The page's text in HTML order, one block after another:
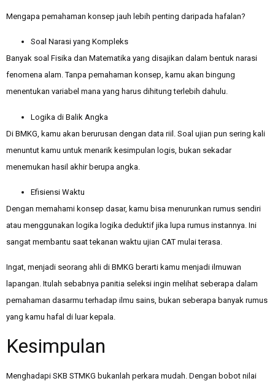
Mengapa pemahaman konsep jauh lebih penting daripada hafalan?
Soal Narasi yang Kompleks
Banyak soal Fisika dan Matematika yang disajikan dalam bentuk narasi
fenomena alam. Tanpa pemahaman konsep, kamu akan bingung
menentukan variabel mana yang harus dihitung terlebih dahulu.
Logika di Balik Angka
Di BMKG, kamu akan berurusan dengan data riil. Soal ujian pun sering kali
menuntut kamu untuk menarik kesimpulan logis, bukan sekadar
menemukan hasil akhir berupa angka.
Efisiensi Waktu
Dengan memahami konsep dasar, kamu bisa menurunkan rumus sendiri
atau menggunakan logika logika deduktif jika lupa rumus instannya. Ini
sangat membantu saat tekanan waktu ujian CAT mulai terasa.
Ingat, menjadi seorang ahli di BMKG berarti kamu menjadi ilmuwan
lapangan. Itulah sebabnya panitia seleksi ingin melihat seberapa dalam
pemahaman dasarmu terhadap ilmu sains, bukan seberapa banyak rumus
yang kamu hafal di luar kepala.
Kesimpulan
Menghadapi SKB STMKG bukanlah perkara mudah. Dengan bobot nilai